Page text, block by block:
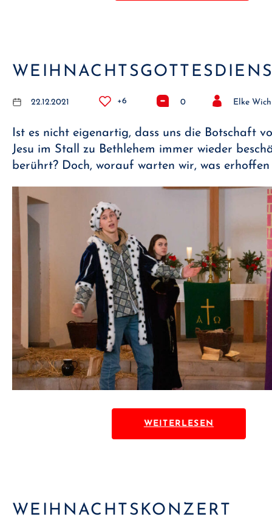
22.12.2021 +6 0 Elke
Ist es nicht eigenartig, dass uns die Botschaft
Jesu im Stall zu Bethlehem immer wieder
berührt? Doch, worauf warten wir, was
WEITERLESEN
WEIHNACHTSKONZERT